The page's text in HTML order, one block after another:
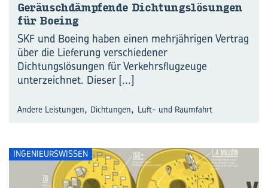
Ge­räusch­dämp­fen­de Dich­tungs­lö­sun­gen
für Boe­ing
SKF und Boeing haben einen mehrjährigen Vertrag
über die Lieferung verschiedener
Dichtungslösungen für Verkehrsflugzeuge
unterzeichnet. Dieser [...]
Andere Leistungen, Dichtungen, Luft- und Raumfahrt
INGENIEURSWISSEN